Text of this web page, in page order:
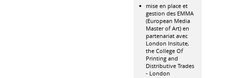
mise en place et
gestion des EMMA
(European Media
Master of Art) en
partenariat avec
London Insitute,
the College Of
Printing and
Distributive Trades
- London